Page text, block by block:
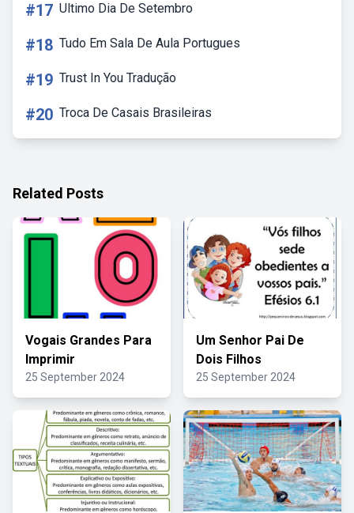
#17 Ultimo Dia De Setembro
#18 Tudo Em Sala De Aula Portugues
#19 Trust In You Tradução
#20 Troca De Casais Brasileiras
Related Posts
Vogais Grandes Para
Imprimir
25 September 2024
Um Senhor Pai De
Dois Filhos
25 September 2024